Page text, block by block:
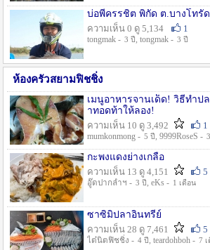
บ่อพี่ครรชิต พิกัด ต.บางโทรั
ความเห็น 0 ดู 5,134
1
tongmak - 3 ปี , tongmak - 3 ปี
ห้องครัวสยามฟิชชิ่ง
เมนูอาหารจานเด็ด! วิธีทำป
าทอดท้าให้ลอง!
ความเห็น 10 ดู 3,492
1
mumkonmong - 5 ปี , 9999RoseS -
กะพงแดงย่างเกลือ
ความเห็น 13 ดู 4,151
5
อู๊ดปากลำฯ - 3 ปี , eKs - 1 เดือน
ซาซิมิปลาอินทรีย์
ความเห็น 28 ดู 7,461
5
ไต๋นิตฟิชชิ่ง - 4 ปี , teardohboh - 7